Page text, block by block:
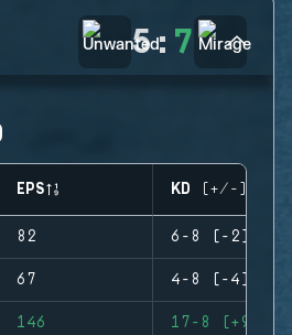
5: 7
EPS KD (+/-)
82 6-8 (-2)
67 4-8 (-4)
146 17-8 (+9)